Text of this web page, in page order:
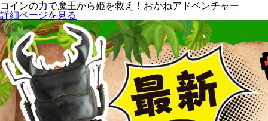
コインの力で魔王から姫を救え！おかねアドベンチャー
詳細ページを見る